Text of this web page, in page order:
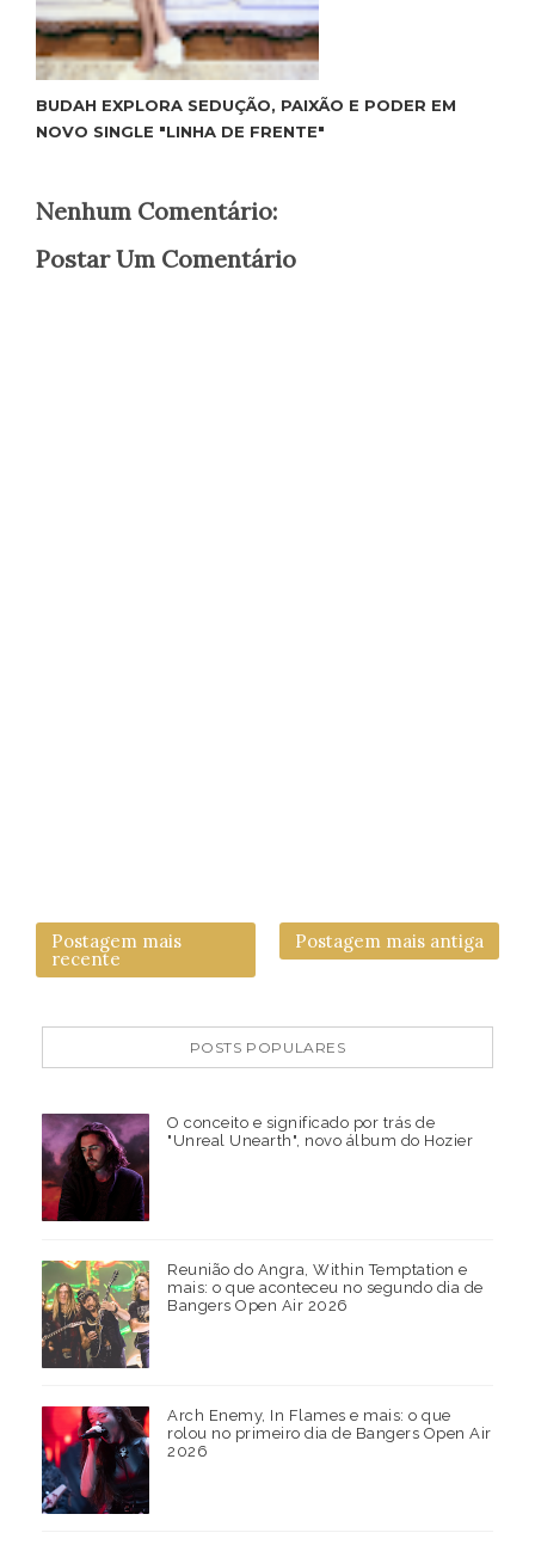
BUDAH EXPLORA SEDUÇÃO, PAIXÃO E PODER EM
NOVO SINGLE "LINHA DE FRENTE"
Nenhum Comentário:
Postar Um Comentário
Postagem mais
recente
Postagem mais antiga
POSTS POPULARES
O conceito e significado por trás de
"Unreal Unearth", novo álbum do Hozier
Reunião do Angra, Within Temptation e
mais: o que aconteceu no segundo dia de
Bangers Open Air 2026
Arch Enemy, In Flames e mais: o que
rolou no primeiro dia de Bangers Open Air
2026